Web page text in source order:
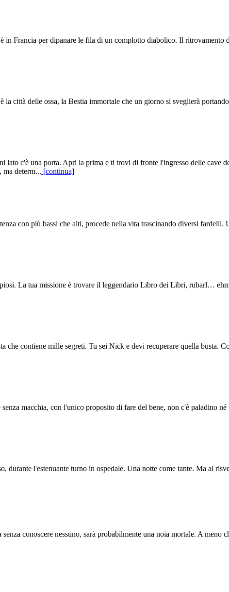
in Francia per dipanare le fila di un complotto diabolico. Il ritrovamento
città delle ossa, la Bestia immortale che un giorno si sveglierà
lato c'è una porta. Apri la prima e ti trovi di fronte l'ingresso delle cave
ma determ... [continua]
con più bassi che alti, procede nella vita trascinando diversi
La tua missione è trovare il leggendario Libro dei Libri, rubarl…
che contiene mille segreti. Tu sei Nick e devi recuperare quella busta.
macchia, con l'unico proposito di fare del bene, non c'è paladino
durante l'estenuante turno in ospedale. Una notte come tante. Ma al
conoscere nessuno, sarà probabilmente una noia mortale. A